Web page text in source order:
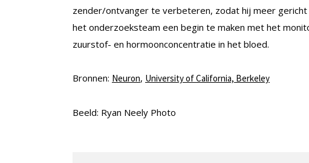
zender/ontvanger te verbeteren, zodat hij meer
het onderzoeksteam een begin te maken met het
zuurstof- en hormoonconcentratie in het bloed.
Bronnen: Neuron, University of California, Berkeley
Beeld: Ryan Neely Photo